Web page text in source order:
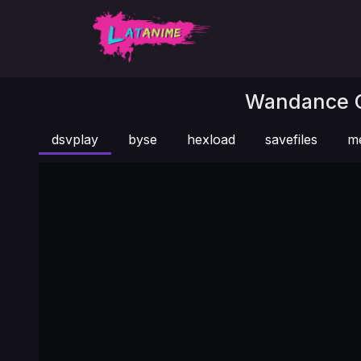
Wandance
dsvplay byse hexload savefiles